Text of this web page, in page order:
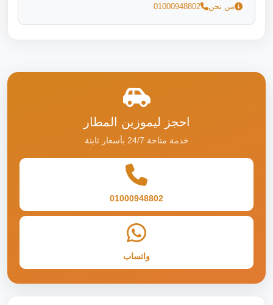
من نحن 01000948802
احجز ليموزين المطار
خدمة متاحة 24/7 بأسعار ثابتة
01000948802
واتساب